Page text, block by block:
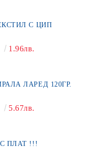
1.96лв.
5.67лв.
ПАПКА ДЕЛО С ПЛАТ !!!